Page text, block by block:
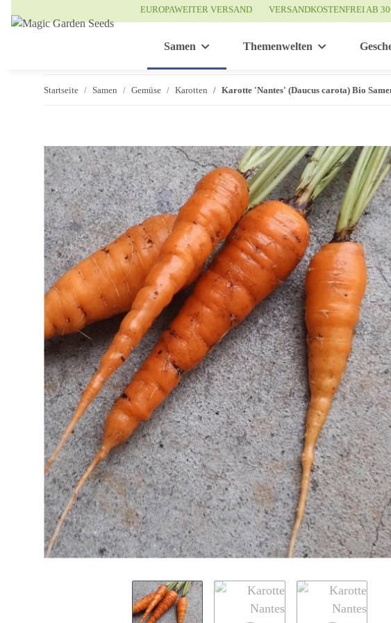
EUROPAWEITER VERSAND VERSANDKOSTENFREI AB
Samen Themenwelten
Startseite Samen Gemüse Karotten Karotte 'Nantes' (Daucus carota) Bio